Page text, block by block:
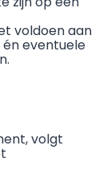
voldoen aan
eventuele
volgt